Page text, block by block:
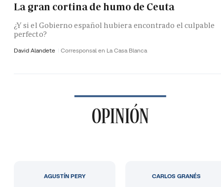
La gran cortina de humo de Ceuta
¿Y si el Gobierno español hubiera encontrado el culpable
perfecto?
David Alandete Corresponsal en La Casa Blanca
OPINIÓN
AGUSTÍN PERY CARLOS GRANÉS